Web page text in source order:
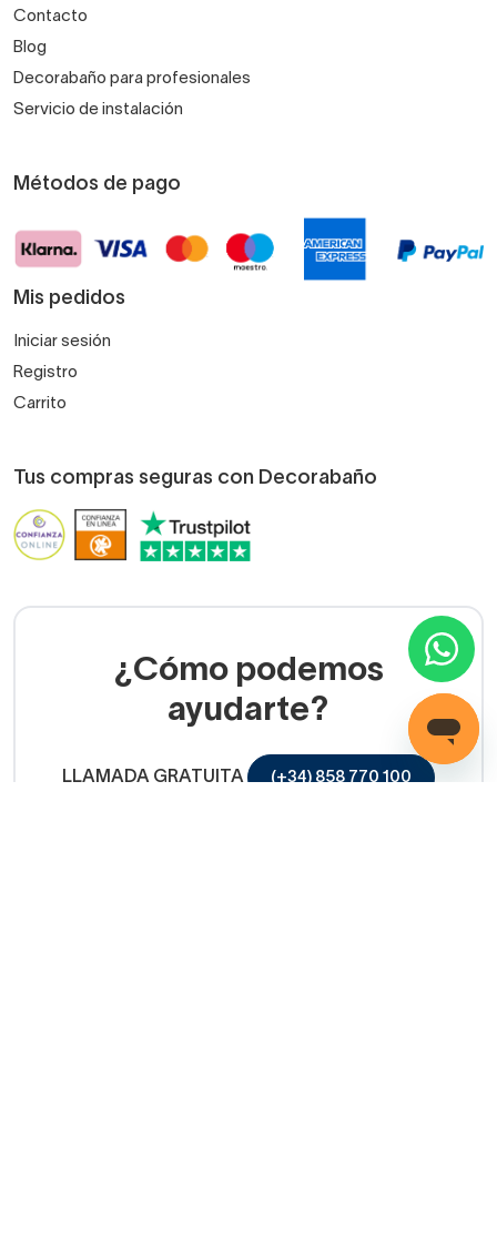
Contacto
Blog
Decorabaño para profesionales
Servicio de instalación
Métodos de pago
Mis pedidos
Iniciar sesión
Registro
Carrito
Tus compras seguras con Decorabaño
¿Cómo podemos
ayudarte?
LLAMADA GRATUITA (+34) 858 770 100